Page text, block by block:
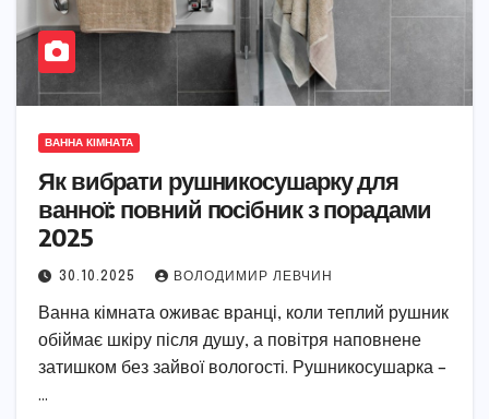
ВАННА КІМНАТА
Як вибрати рушникосушарку для
ванної: повний посібник з порадами
2025
30.10.2025 ВОЛОДИМИР ЛЕВЧИН
Ванна кімната оживає вранці, коли теплий рушник
обіймає шкіру після душу, а повітря наповнене
затишком без зайвої вологості. Рушникосушарка –
…